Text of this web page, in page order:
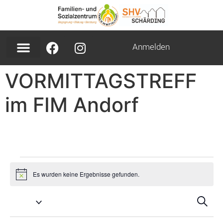
Anmelden
VORMITTAGSTREFF
im FIM Andorf
HinweisEs wurden keine Ergebnisse gefunden.
Suche